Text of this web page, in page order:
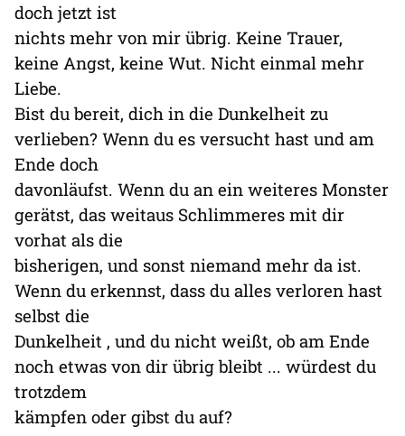
doch jetzt ist
nichts mehr von mir übrig. Keine Trauer,
keine Angst, keine Wut. Nicht einmal mehr
Liebe.
Bist du bereit, dich in die Dunkelheit zu
verlieben? Wenn du es versucht hast und am
Ende doch
davonläufst. Wenn du an ein weiteres Monster
gerätst, das weitaus Schlimmeres mit dir
vorhat als die
bisherigen, und sonst niemand mehr da ist.
Wenn du erkennst, dass du alles verloren hast
selbst die
Dunkelheit , und du nicht weißt, ob am Ende
noch etwas von dir übrig bleibt ... würdest du
trotzdem
kämpfen oder gibst du auf?